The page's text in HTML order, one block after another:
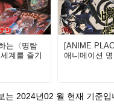
는〈명탐
계를 즐기
[ANIME
애니메이션
는 2024년02 월 현재 기준입